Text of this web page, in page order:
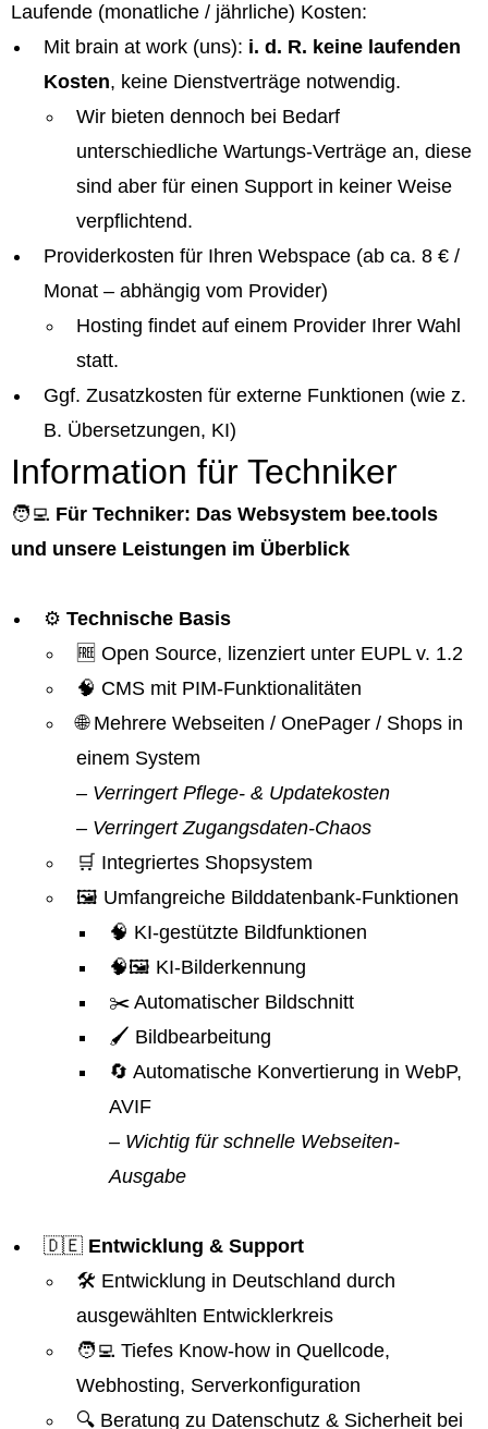
Laufende (monatliche / jährliche) Kosten:
Mit brain at work (uns): i. d. R. keine laufenden
Kosten, keine Dienstverträge notwendig.
Wir bieten dennoch bei Bedarf
unterschiedliche Wartungs-Verträge an, diese
sind aber für einen Support in keiner Weise
verpflichtend.
Providerkosten für Ihren Webspace (ab ca. 8 € /
Monat – abhängig vom Provider)
Hosting findet auf einem Provider Ihrer Wahl
statt.
Ggf. Zusatzkosten für externe Funktionen (wie z.
B. Übersetzungen, KI)
Information für Techniker
🧑‍💻 Für Techniker: Das Websystem bee.tools
und unsere Leistungen im Überblick
⚙️ Technische Basis
🆓 Open Source, lizenziert unter EUPL v. 1.2
🧠 CMS mit PIM-Funktionalitäten
🌐 Mehrere Webseiten / OnePager / Shops in
einem System
– Verringert Pflege- & Updatekosten
– Verringert Zugangsdaten-Chaos
🛒 Integriertes Shopsystem
🖼️ Umfangreiche Bilddatenbank-Funktionen
🧠 KI-gestützte Bildfunktionen
🧠🖼️ KI-Bilderkennung
✂️ Automatischer Bildschnitt
🖌️ Bildbearbeitung
🔄 Automatische Konvertierung in WebP,
AVIF
– Wichtig für schnelle Webseiten-
Ausgabe
🇩🇪 Entwicklung & Support
🛠️ Entwicklung in Deutschland durch
ausgewählten Entwicklerkreis
🧑‍💻 Tiefes Know-how in Quellcode,
Webhosting, Serverkonfiguration
🔍 Beratung zu Datenschutz & Sicherheit bei